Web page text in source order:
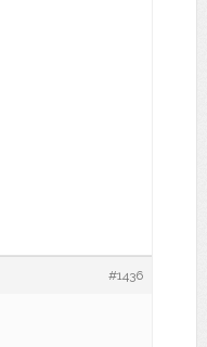
#1436